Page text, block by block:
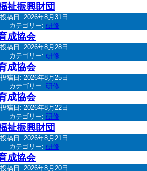
祉振興財団
投稿日: 2026年8月31日
カテゴリー: 研修
成協会
投稿日: 2026年8月28日
カテゴリー: 研修
成協会
投稿日: 2026年8月25日
カテゴリー: 研修
成協会
投稿日: 2026年8月22日
カテゴリー: 研修
祉振興財団
投稿日: 2026年8月21日
カテゴリー: 研修
成協会
投稿日: 2026年8月20日